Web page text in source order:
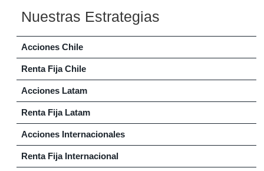
Nuestras Estrategias
Acciones Chile
Renta Fija Chile
Acciones Latam
Renta Fija Latam
Acciones Internacionales
Renta Fija Internacional